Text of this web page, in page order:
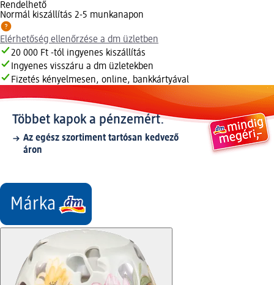
Rendelhető
Normál kiszállítás 2-5 munkanapon
Elérhetőség ellenőrzése a dm üzletben
20 000 Ft -tól ingyenes kiszállítás
Ingyenes visszáru a dm üzletekben
Fizetés kényelmesen, online, bankkártyával
Többet kapok a pénzemért.
Az egész szortiment tartósan kedvező
áron